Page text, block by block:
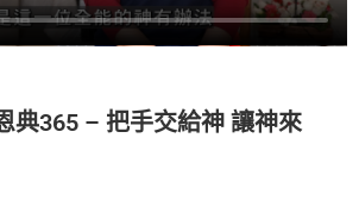
典365 – 把手交給神 讓神來